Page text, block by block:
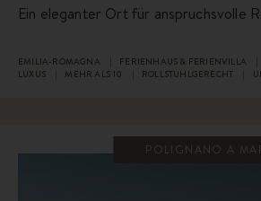
Ein eleganter Ort für anspruchsvolle
EMILIA-ROMAGNA FERIENHAUS & FERIENVILLA
LUXUS
MEHR ALS 10 ROLLSTUHLGERECHT
POLIGNANO A